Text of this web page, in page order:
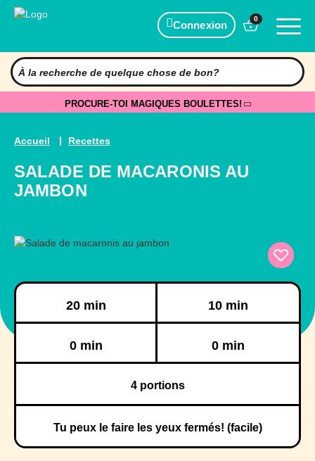
Connexion
0
PROCURE-TOI MAGIQUES BOULETTES!
Accueil Recettes
SALADE DE MACARONIS AU
JAMBON
20 min 10 min
0 min 0 min
4portions
Tu peux le faire les yeux fermés! (facile)